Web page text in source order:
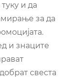
и да
за да
и знаците
свеста